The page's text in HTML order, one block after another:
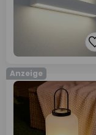
Anzeige